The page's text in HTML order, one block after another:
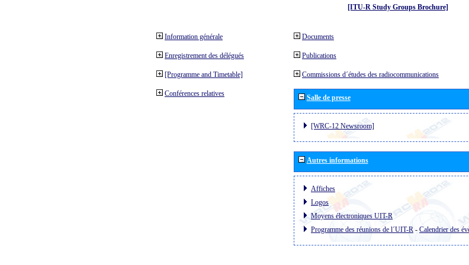
[ITU-R Study Groups Brochure]
Information générale
Enregistrement des délégués
[Programme and Timetable]
Conférences relatives
Documents
Publications
Commissions d´études des radiocommunications
Salle de presse
[WRC-12 Newsroom]
Autres informations
Affiches
Logos
Moyens électroniques UIT-R
Programme des réunions de l´UIT-R - Calendrier des